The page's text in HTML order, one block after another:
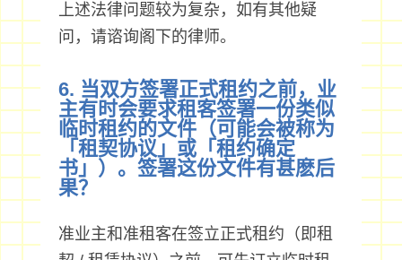
上述法律问题较为复杂，如有其他疑
问，请谘询阁下的律师。
6. 当双方签署正式租约之前，业
主有时会要求租客签署一份类似
临时租约的文件（可能会被称为
「租契协议」或「租约确定
书」）。签署这份文件有甚麽后
果？
准业主和准租客在签立正式租约（即租